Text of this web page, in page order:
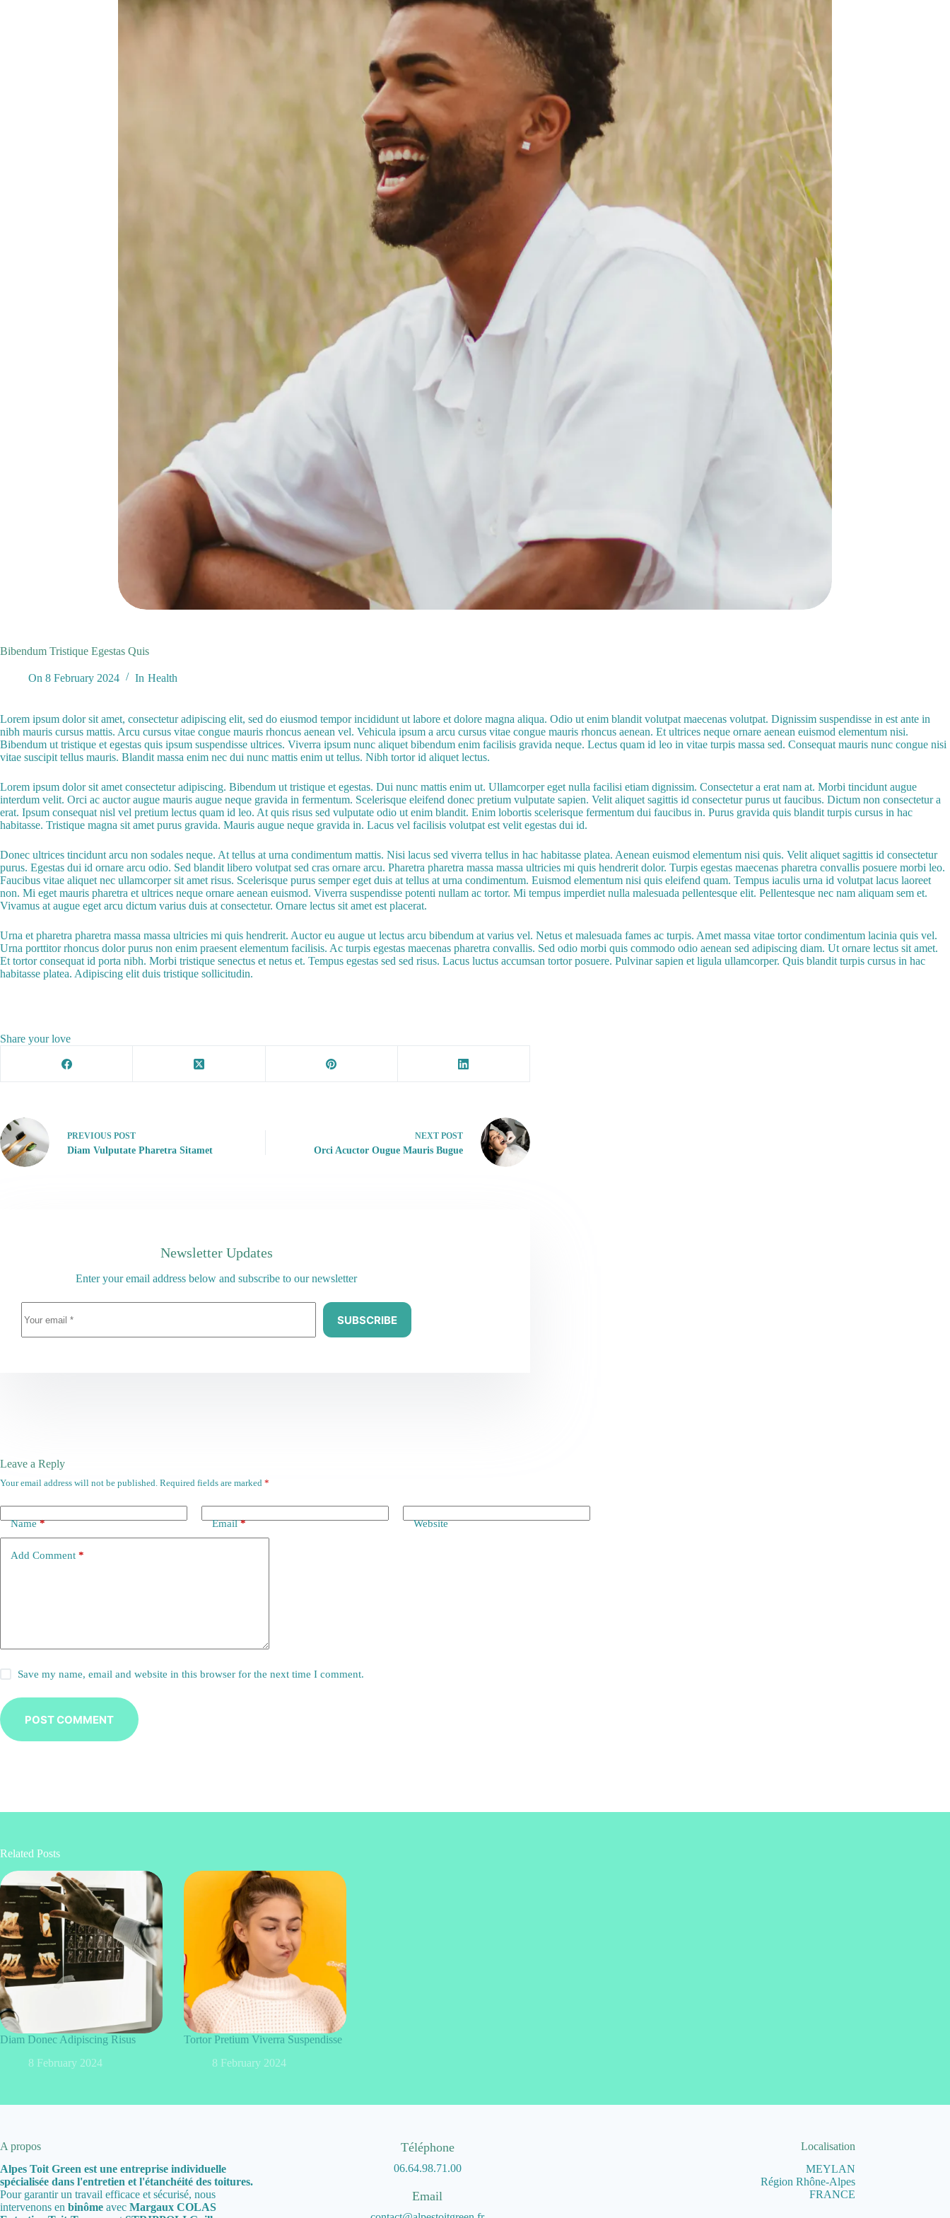
Bibendum Tristique Egestas Quis
On 8 February 2024 In Health
Lorem ipsum dolor sit amet, consectetur adipiscing elit, sed do eiusmod tempor incididunt ut labore et dolore magna aliqua. Odio ut enim blandit volutpat maecenas volutpat. Dignissim suspendisse in est ante in
nibh mauris cursus mattis. Arcu cursus vitae congue mauris rhoncus aenean vel. Vehicula ipsum a arcu cursus vitae congue mauris rhoncus aenean. Et ultrices neque ornare aenean euismod elementum nisi.
Bibendum ut tristique et egestas quis ipsum suspendisse ultrices. Viverra ipsum nunc aliquet bibendum enim facilisis gravida neque. Lectus quam id leo in vitae turpis massa sed. Consequat mauris nunc congue nisi
vitae suscipit tellus mauris. Blandit massa enim nec dui nunc mattis enim ut tellus. Nibh tortor id aliquet lectus.
Lorem ipsum dolor sit amet consectetur adipiscing. Bibendum ut tristique et egestas. Dui nunc mattis enim ut. Ullamcorper eget nulla facilisi etiam dignissim. Consectetur a erat nam at. Morbi tincidunt augue
interdum velit. Orci ac auctor augue mauris augue neque gravida in fermentum. Scelerisque eleifend donec pretium vulputate sapien. Velit aliquet sagittis id consectetur purus ut faucibus. Dictum non consectetur a
erat. Ipsum consequat nisl vel pretium lectus quam id leo. At quis risus sed vulputate odio ut enim blandit. Enim lobortis scelerisque fermentum dui faucibus in. Purus gravida quis blandit turpis cursus in hac
habitasse. Tristique magna sit amet purus gravida. Mauris augue neque gravida in. Lacus vel facilisis volutpat est velit egestas dui id.
Donec ultrices tincidunt arcu non sodales neque. At tellus at urna condimentum mattis. Nisi lacus sed viverra tellus in hac habitasse platea. Aenean euismod elementum nisi quis. Velit aliquet sagittis id consectetur
purus. Egestas dui id ornare arcu odio. Sed blandit libero volutpat sed cras ornare arcu. Pharetra pharetra massa massa ultricies mi quis hendrerit dolor. Turpis egestas maecenas pharetra convallis posuere morbi leo.
Faucibus vitae aliquet nec ullamcorper sit amet risus. Scelerisque purus semper eget duis at tellus at urna condimentum. Euismod elementum nisi quis eleifend quam. Tempus iaculis urna id volutpat lacus laoreet
non. Mi eget mauris pharetra et ultrices neque ornare aenean euismod. Viverra suspendisse potenti nullam ac tortor. Mi tempus imperdiet nulla malesuada pellentesque elit. Pellentesque nec nam aliquam sem et.
Vivamus at augue eget arcu dictum varius duis at consectetur. Ornare lectus sit amet est placerat.
Urna et pharetra pharetra massa massa ultricies mi quis hendrerit. Auctor eu augue ut lectus arcu bibendum at varius vel. Netus et malesuada fames ac turpis. Amet massa vitae tortor condimentum lacinia quis vel.
Urna porttitor rhoncus dolor purus non enim praesent elementum facilisis. Ac turpis egestas maecenas pharetra convallis. Sed odio morbi quis commodo odio aenean sed adipiscing diam. Ut ornare lectus sit amet.
Et tortor consequat id porta nibh. Morbi tristique senectus et netus et. Tempus egestas sed sed risus. Lacus luctus accumsan tortor posuere. Pulvinar sapien et ligula ullamcorper. Quis blandit turpis cursus in hac
habitasse platea. Adipiscing elit duis tristique sollicitudin.
Share your love
PREVIOUS POST
Diam Vulputate Pharetra Sitamet
NEXT POST
Orci Acuctor Ougue Mauris Bugue
Newsletter Updates
Enter your email address below and subscribe to our newsletter
SUBSCRIBE
Leave a Reply
Your email address will not be published. Required fields are marked *
Name* Email* Website
Add Comment *
Save my name, email and website in this browser for the next time I comment.
POST COMMENT
Related Posts
Diam Donec Adipiscing Risus
8 February 2024
Tortor Pretium Viverra Suspendisse
8 February 2024
A propos
Alpes Toit Green est une entreprise individuelle
spécialisée dans l'entretien et l'étanchéité des toitures.
Pour garantir un travail efficace et sécurisé, nous
intervenons en binôme avec Margaux COLAS
Téléphone
06.64.98.71.00
Email
Localisation
MEYLAN
Région Rhône-Alpes
FRANCE